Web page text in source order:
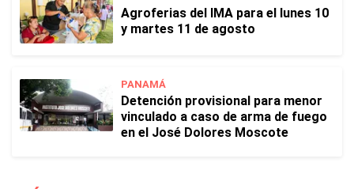
Agroferias del IMA para el lunes 10
y martes 11 de agosto
PANAMÁ
Detención provisional para menor
vinculado a caso de arma de fuego
en el José Dolores Moscote